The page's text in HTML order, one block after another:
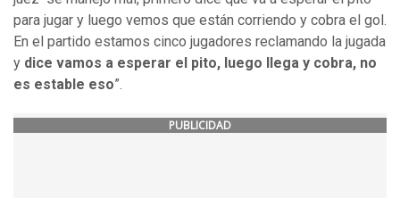
para jugar y luego vemos que están corriendo y cobra el gol.
En el partido estamos cinco jugadores reclamando la jugada
y dice vamos a esperar el pito, luego llega y cobra, no
es estable eso”.
PUBLICIDAD